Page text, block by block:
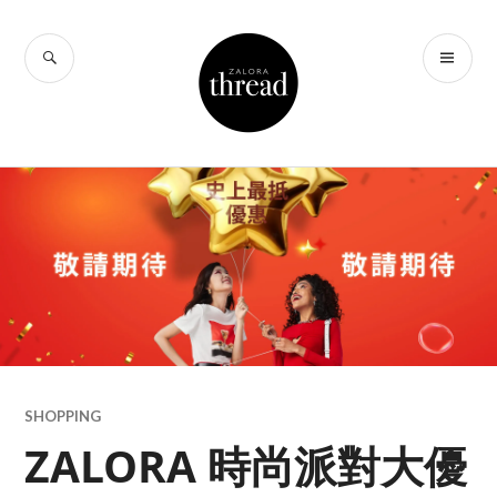
content
THREAD by
ZALORA Hong
Kong
SEARCH
SHOPPING
ZALORA 時尚派對大優